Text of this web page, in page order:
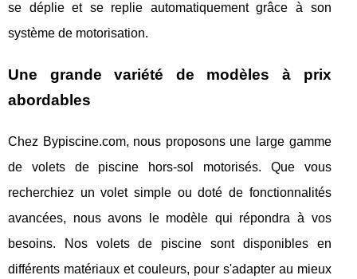
se déplie et se replie automatiquement grâce à son
système de motorisation.
Une grande variété de modèles à prix
abordables
Chez Bypiscine.com, nous proposons une large gamme
de volets de piscine hors-sol motorisés. Que vous
recherchiez un volet simple ou doté de fonctionnalités
avancées, nous avons le modèle qui répondra à vos
besoins. Nos volets de piscine sont disponibles en
différents matériaux et couleurs, pour s'adapter au mieux